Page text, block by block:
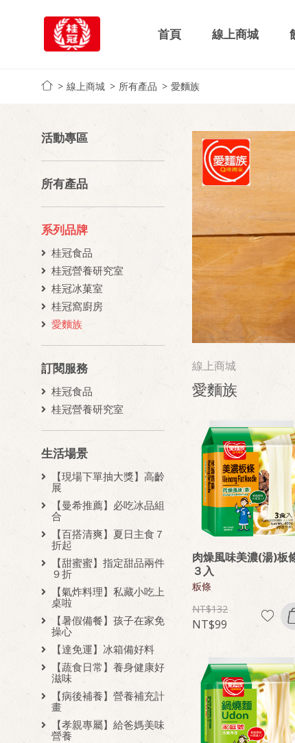
首頁 線上商城
線上商城 所有產品 愛麵族
活動專區
所有產品
系列品牌
桂冠食品
桂冠營養研究室
桂冠冰菓室
桂冠窩廚房
愛麵族
訂閱服務
桂冠食品
桂冠營養研究室
生活場景
【現場下單抽大獎】高齡
展
【曼希推薦】必吃冰品組
合
【百搭清爽】夏日主食７
折起
【甜蜜蜜】指定甜品兩件
９折
【氣炸料理】私藏小吃上
桌啦
【暑假備餐】孩子在家免
操心
【達免運】冰箱備好料
【蔬食日常】養身健康好
滋味
【病後補養】營養補充計
畫
【孝親專屬】給爸媽美味
營養
線上商城
愛麵族
肉燥風味美濃(湯)板
３入
粄條
132
99